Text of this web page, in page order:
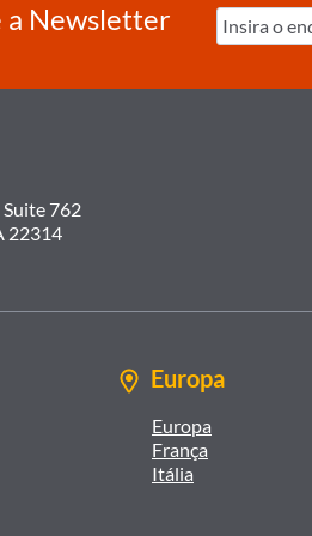
a Newsletter
Suite 762
22314
Europa
Europa
França
Itália